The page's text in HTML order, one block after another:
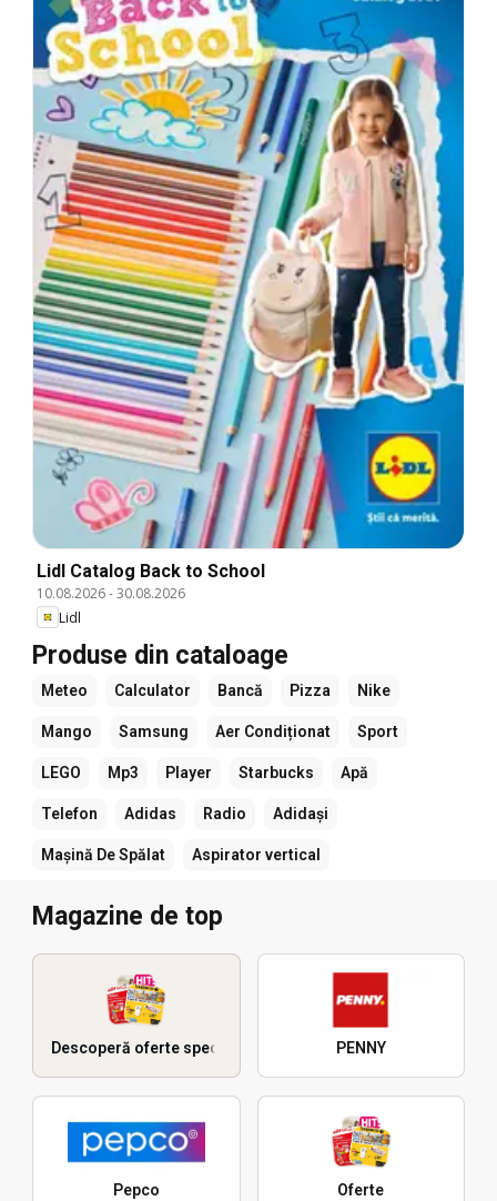
Lidl Catalog Back to School
10.08.2026-30.08.2026
Lidl
Produse din cataloage
Meteo Calculator Bancă Pizza Nike
Mango Samsung Aer Condiționat Sport
LEGO Mp3 Player Starbucks Apă
Telefon Adidas Radio Adidași
Mașină De Spălat Aspirator vertical
Magazine de top
Descoperă oferte speciale PENNY
Pepco Oferte